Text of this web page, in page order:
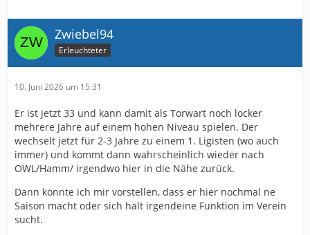
Zwiebel94
Erleuchteter
10. Juni 2026 um 15:31
Er ist jetzt 33 und kann damit als Torwart noch locker
mehrere Jahre auf einem hohen Niveau spielen. Der
wechselt jetzt für 2-3 Jahre zu einem 1. Ligisten (wo auch
immer) und kommt dann wahrscheinlich wieder nach
OWL/Hamm/ irgendwo hier in die Nähe zurück.
Dann könnte ich mir vorstellen, dass er hier nochmal ne
Saison macht oder sich halt irgendeine Funktion im Verein
sucht.